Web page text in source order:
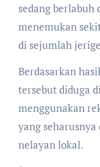
sedang berlabuh
menemukan
di sejumlah
Berdasarkan
tersebut diduga
menggunakan
yang
nelayan lokal.